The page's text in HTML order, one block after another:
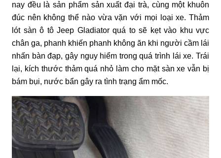
nay đều là sản phẩm sản xuất đại trà, cùng một khuôn
đúc nên không thể nào vừa vặn với mọi loại xe. Thảm
lót sàn ô tô Jeep Gladiator quá to sẽ kẹt vào khu vực
chân ga, phanh khiến phanh không ăn khi người cầm lái
nhấn bàn đạp, gây nguy hiểm trong quá trình lái xe. Trái
lại, kích thước thảm quá nhỏ làm cho mặt sàn xe vẫn bị
bám bụi, nước bẩn gây ra tình trạng ẩm mốc.